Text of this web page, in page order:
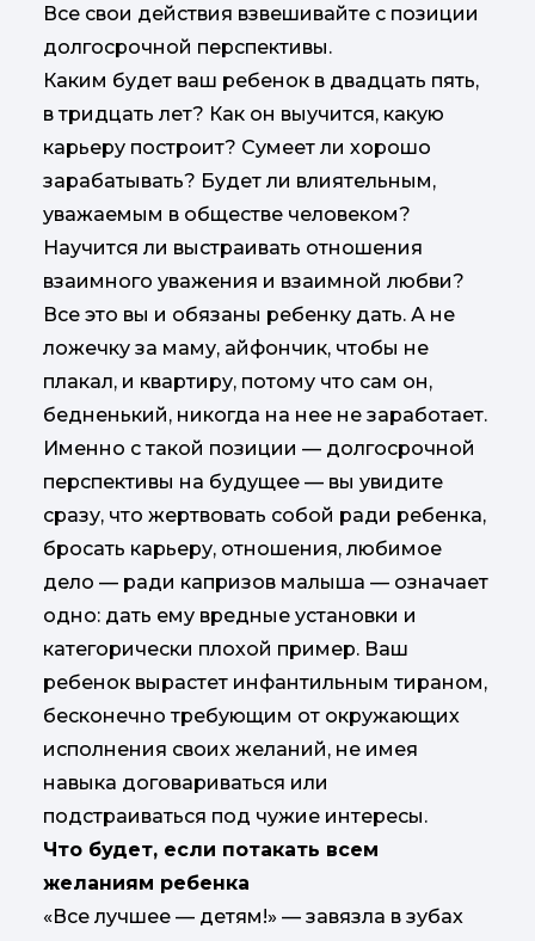
Все свои действия взвешивайте с позиции
долгосрочной перспективы.
Каким будет ваш ребенок в двадцать пять,
в тридцать лет? Как он выучится, какую
карьеру построит? Сумеет ли хорошо
зарабатывать? Будет ли влиятельным,
уважаемым в обществе человеком?
Научится ли выстраивать отношения
взаимного уважения и взаимной любви?
Все это вы и обязаны ребенку дать. А не
ложечку за маму, айфончик, чтобы не
плакал, и квартиру, потому что сам он,
бедненький, никогда на нее не заработает.
Именно с такой позиции — долгосрочной
перспективы на будущее — вы увидите
сразу, что жертвовать собой ради ребенка,
бросать карьеру, отношения, любимое
дело — ради капризов малыша — означает
одно: дать ему вредные установки и
категорически плохой пример. Ваш
ребенок вырастет инфантильным тираном,
бесконечно требующим от окружающих
исполнения своих желаний, не имея
навыка договариваться или
подстраиваться под чужие интересы.
Что будет, если потакать всем
желаниям ребенка
«Все лучшее — детям!» — завязла в зубах